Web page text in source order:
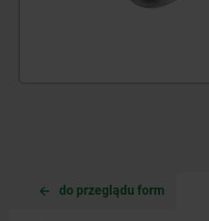
do przeglądu form